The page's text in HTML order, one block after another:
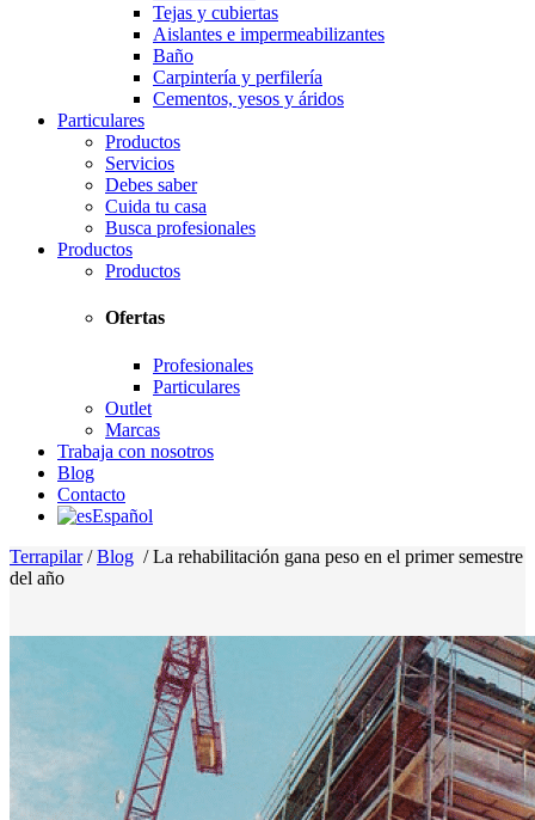
Tejas y cubiertas
Aislantes e impermeabilizantes
Baño
Carpintería y perfilería
Cementos, yesos y áridos
Particulares
Productos
Servicios
Debes saber
Cuida tu casa
Busca profesionales
Productos
Productos
Ofertas
Profesionales
Particulares
Outlet
Marcas
Trabaja con nosotros
Blog
Contacto
Español
Terrapilar/Blog /La rehabilitación gana peso en el primer semestre
del año